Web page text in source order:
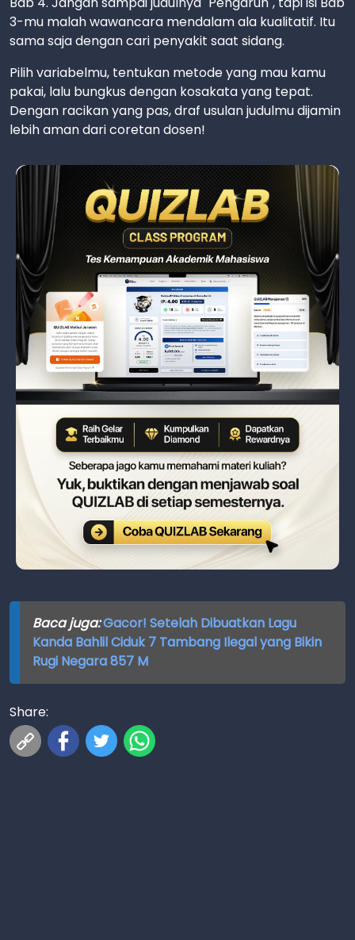
3-mu malah wawancara mendalam ala kualitatif. Itu
sama saja dengan cari penyakit saat sidang.
Pilih variabelmu, tentukan metode yang mau kamu
pakai, lalu bungkus dengan kosakata yang tepat.
Dengan racikan yang pas, draf usulan judulmu dijamin
lebih aman dari coretan dosen!
Baca juga:Gacor! Setelah Dibuatkan Lagu
Kanda Bahlil Ciduk 7 Tambang Ilegal yang Bikin
Rugi Negara 857 M
Share: